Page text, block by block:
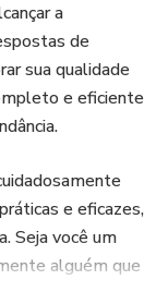
a
de
sua qualidade
e eficiente
e eficazes,
Seja você um
alguém que